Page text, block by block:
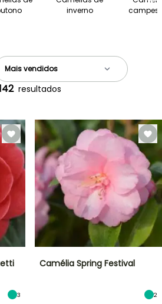
inverno
resultados
3
Camélia Spring Festival
2